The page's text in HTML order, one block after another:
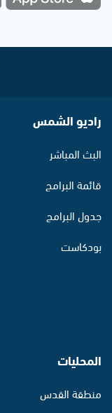
راديو الشمس
البث المباشر
قائمة البرامج
جدول البرامج
بودكاست
المحليات
منطقة القدس